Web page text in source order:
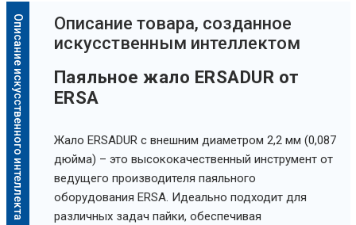
Описание искусственного интеллекта
Oписание товара, созданное
искусственным интеллектом
Паяльное жало ERSADUR от
ERSA
Жало ERSADUR с внешним диаметром 2,2 мм (0,087
дюйма) – это высококачественный инструмент от
ведущего производителя паяльного
оборудования ERSA. Идеально подходит для
различных задач пайки, обеспечивая